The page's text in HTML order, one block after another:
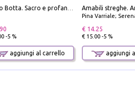
-5 %
aggiungi al carrello
Pina Varriale; Serena
€ 14.25
€ 15.00 -5 %
aggiungi